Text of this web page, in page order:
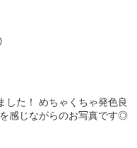
)
した！ めちゃくちゃ発色良
感じながらのお写真です◎